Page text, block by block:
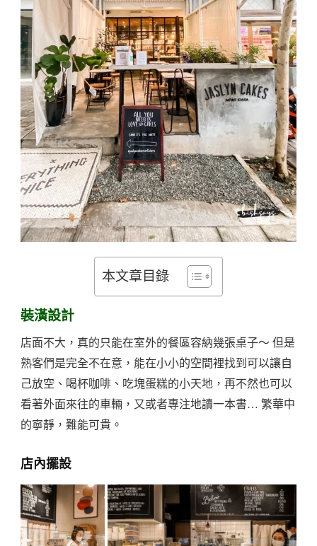
本文章目錄
裝潢設計
店面不大，真的只能在室外的餐區容納幾張桌子～ 但是
熟客們是完全不在意，能在小小的空間裡找到可以讓自
己放空、喝杯咖啡、吃塊蛋糕的小天地，再不然也可以
看著外面來往的車輛，又或者專注地讀一本書… 繁華中
的寧靜，難能可貴。
店內擺設